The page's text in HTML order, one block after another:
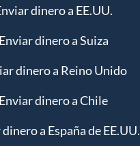
dinero a EE.UU.
Enviar dinero a Suiza
dinero a Reino Unido
Enviar dinero a Chile
a España de EE.UU.